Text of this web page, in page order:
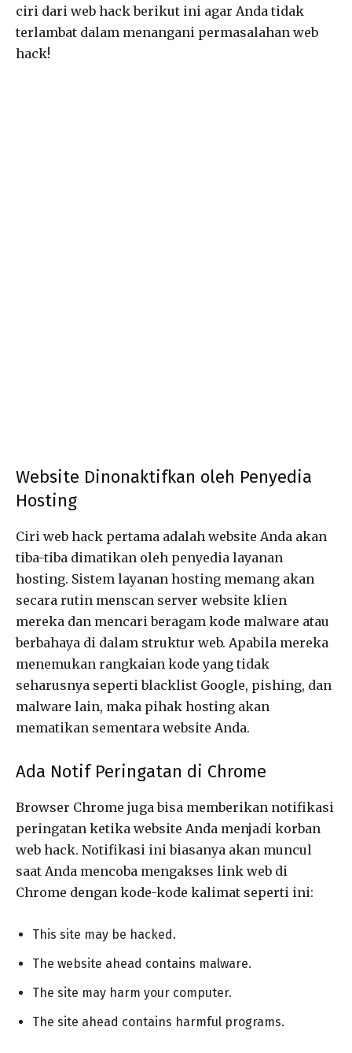
ciri dari web hack berikut ini agar Anda tidak
terlambat dalam menangani permasalahan web
hack!
Website Dinonaktifkan oleh Penyedia
Hosting
Ciri web hack pertama adalah website Anda akan
tiba-tiba dimatikan oleh penyedia layanan
hosting. Sistem layanan hosting memang akan
secara rutin menscan server website klien
mereka dan mencari beragam kode malware atau
berbahaya di dalam struktur web. Apabila mereka
menemukan rangkaian kode yang tidak
seharusnya seperti blacklist Google, pishing, dan
malware lain, maka pihak hosting akan
mematikan sementara website Anda.
Ada Notif Peringatan di Chrome
Browser Chrome juga bisa memberikan notifikasi
peringatan ketika website Anda menjadi korban
web hack. Notifikasi ini biasanya akan muncul
saat Anda mencoba mengakses link web di
Chrome dengan kode-kode kalimat seperti ini:
This site may be hacked.
The website ahead contains malware.
The site may harm your computer.
The site ahead contains harmful programs.